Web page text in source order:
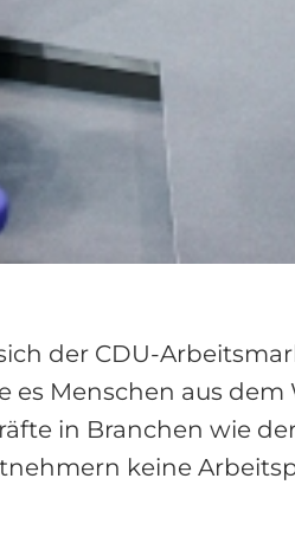
der CDU-
Menschen aus
in Branchen wie
keine